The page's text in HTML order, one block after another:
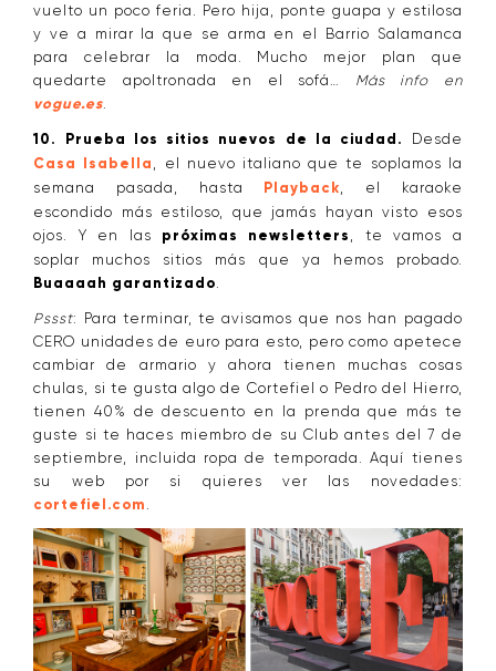
vuelto un poco feria. Pero hija, ponte guapa y estilosa
y ve a mirar la que se arma en el Barrio Salamanca
para celebrar la moda. Mucho mejor plan que
quedarte apoltronada en el sofá…
Más info en
vogue.es
10. Prueba los sitios nuevos de la ciudad. Desde
Casa Isabella
, el nuevo italiano que te soplamos la
semana pasada, hasta
Playback , el karaoke
escondido más estiloso, que jamás hayan visto esos
ojos. Y en las próximas newsletters
, te vamos a
soplar muchos sitios más que ya hemos probado.
Buaaaah garantizado
Pssst: Para terminar, te avisamos que nos han pagado
CERO unidades de euro para esto, pero como apetece
cambiar de armario y ahora tienen muchas cosas
chulas, si te gusta algo de Cortefiel o Pedro del Hierro,
tienen 40% de descuento en la prenda que más te
guste si te haces miembro de su Club antes del 7 de
septiembre, incluida ropa de temporada. Aquí tienes
su web por si quieres ver las novedades:
cortefiel.com